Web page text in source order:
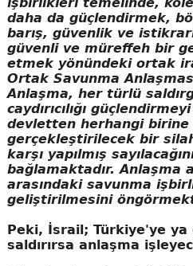
daha da güçlendirmek,
barış, güvenlik ve
güvenli ve müreffeh bir
etmek yönündeki ortak
Ortak Savunma
Anlaşma, her türlü
caydırıcılığı
devletten herhangi birine
gerçekleştirilecek bir
karşı yapılmış
bağlamaktadır. Anlaşma
arasındaki savunma
geliştirilmesini
Peki, İsrail; Türkiye'ye ya
saldırırsa anlaşma